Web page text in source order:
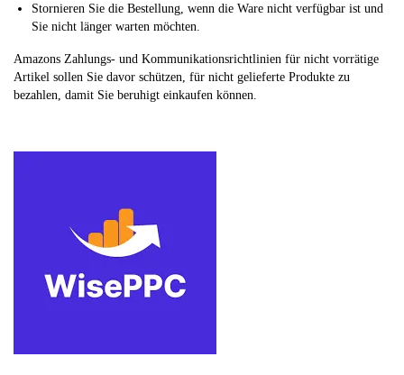
Stornieren Sie die Bestellung, wenn die Ware nicht verfügbar ist und
Sie nicht länger warten möchten.
Amazons Zahlungs- und Kommunikationsrichtlinien für nicht vorrätige
Artikel sollen Sie davor schützen, für nicht gelieferte Produkte zu
bezahlen, damit Sie beruhigt einkaufen können.